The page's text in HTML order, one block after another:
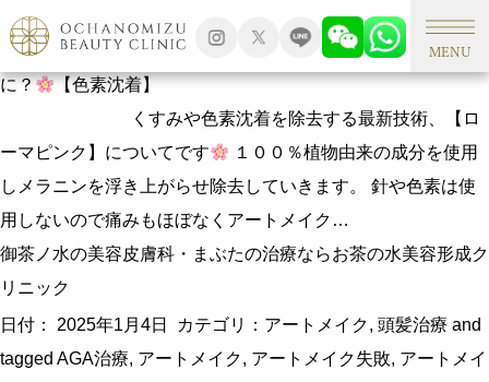
MENU
タグアーカイブ: ニップルケア
【メラニン除去】くすみを消す最新技術ローマピンクってな
に？
【色素沈着】
くすみや色素沈着を除去する最新技術、【ロ
ーマピンク】についてです
１００％植物由来の成分を使用
しメラニンを浮き上がらせ除去していきます。 針や色素は使
用しないので痛みもほぼなくアートメイク…
御茶ノ水の美容皮膚科・まぶたの治療ならお茶の水美容形成ク
リニック
日付： 2025年1月4日 カテゴリ： アートメイク, 頭髪治療 and
tagged AGA治療, アートメイク, アートメイク失敗, アートメイ